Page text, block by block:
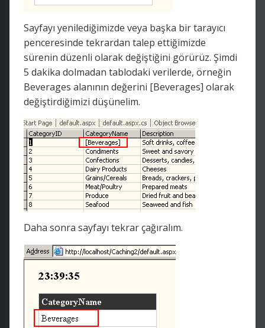
Sayfayı yenilediğimizde veya başka bir tarayıcı
penceresinde tekrardan talep ettiğimizde
sürenin düzenli olarak değiştiğini görürüz. Şimdi
5 dakika dolmadan tablodaki verilerde, örneğin
Beverages alanının değerini [Beverages] olarak
değiştirdiğimizi düşünelim.
Daha sonra sayfayı tekrar çağıralım.